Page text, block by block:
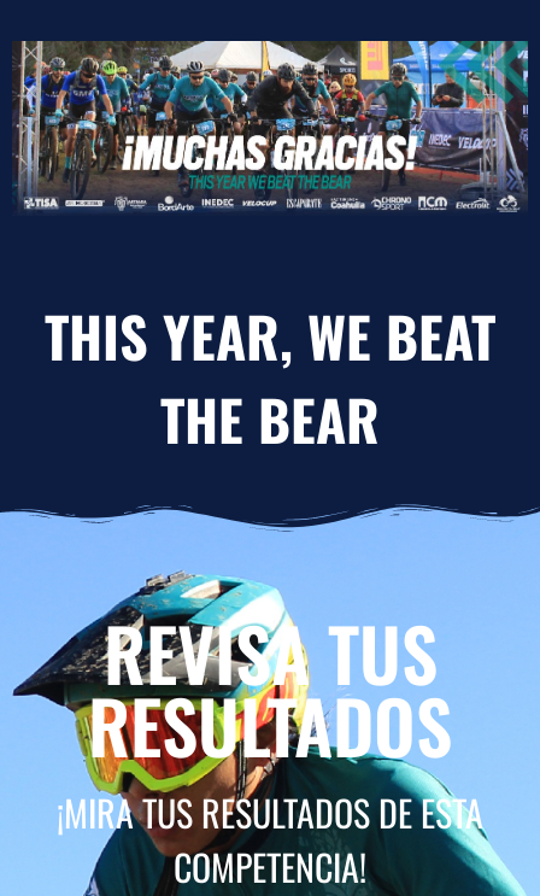
THIS YEAR, WE BEAT
THE BEAR
REVISA TUS
RESULTADOS
¡MIRA TUS RESULTADOS DE ESTA
COMPETENCIA!